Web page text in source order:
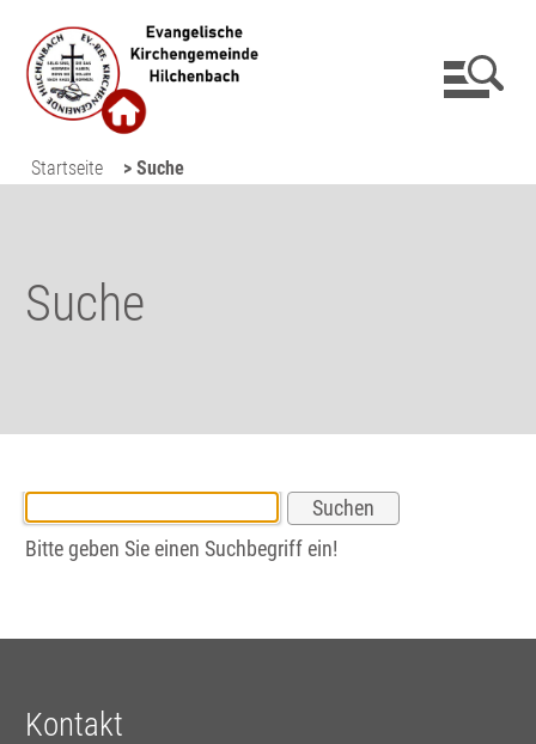
Startseite > Suche
Suche
Bitte geben Sie einen Suchbegriff ein!
Kontakt